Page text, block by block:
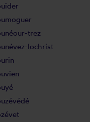
trez
lochrist